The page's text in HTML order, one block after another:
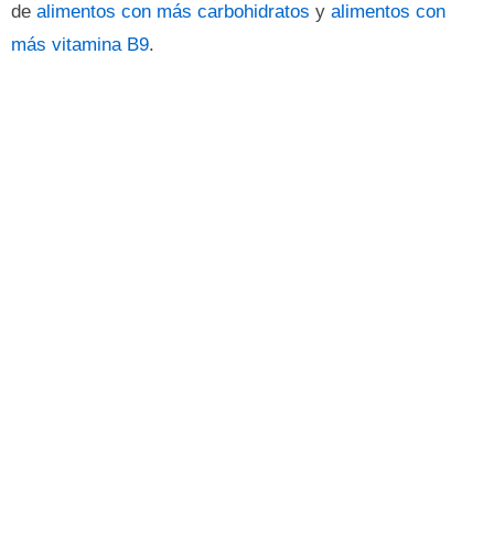
de alimentos con más carbohidratos y alimentos con
más vitamina B9.